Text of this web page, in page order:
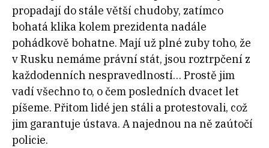
propadají do stále větší chudoby, zatímco
bohatá klika kolem prezidenta nadále
pohádkově bohatne. Mají už plné zuby toho, že
v Rusku nemáme právní stát, jsou roztrpčení z
každodenních nespravedlností… Prostě jim
vadí všechno to, o čem posledních dvacet let
píšeme. Přitom lidé jen stáli a protestovali, což
jim garantuje ústava. A najednou na ně zaútočí
policie.